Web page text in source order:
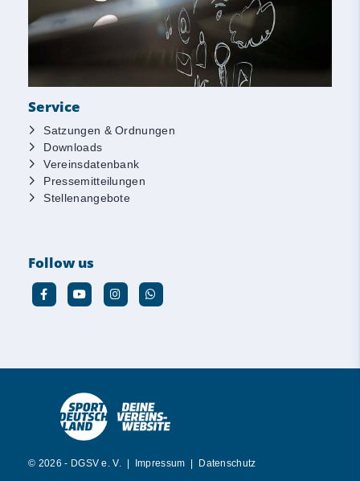
Service
Satzungen & Ordnungen
Downloads
Vereinsdatenbank
Pressemitteilungen
Stellenangebote
Follow us
© 2026 - DGSV e. V. | Impressum Datenschutz